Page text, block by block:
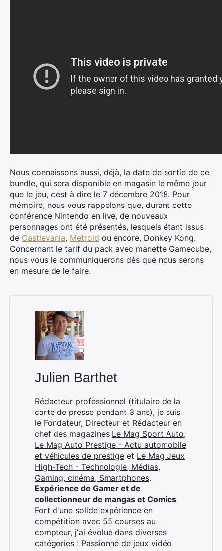
Nous connaissons aussi, déjà, la date de sortie de ce
bundle, qui sera disponible en magasin le même jour
que le jeu, c’est à dire le 7 décembre 2018. Pour
mémoire, nous vous rappelons que, durant cette
conférence Nintendo en live, de nouveaux
personnages ont été présentés, lesquels étant issus
de Castlevania, Metroid ou encore, Donkey Kong.
Concernant le tarif du pack avec manette Gamecube,
nous vous le communiquerons dès que nous serons
en mesure de le faire.
Julien Barthet
Rédacteur professionnel (titulaire de la
carte de presse pendant 3 ans), je suis
le Fondateur, Directeur et Rédacteur en
chef des magazines Le Mag Sport Auto,
Le Mag Auto Prestige - Actu automobile
et véhicules de prestige et Le Mag Jeux
High-Tech - Technologie, Médias,
Gaming, cinéma, Smartphones.
Expérience de Gamer et de
collectionneur de mangas et Comics
Fort d'une solide expérience en
compétition avec 55 courses au
compteur, j'ai évolué dans diverses
catégories : Passionné de jeux vidéo